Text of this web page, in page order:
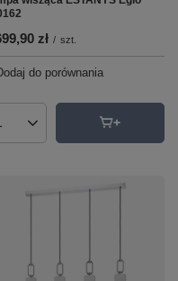
zł / szt.
do porównania
produktów